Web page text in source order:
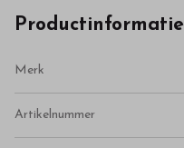
Productinformatie
Merk
Artikelnummer